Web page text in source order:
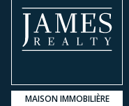
MAISON IMMOBILIÈRE